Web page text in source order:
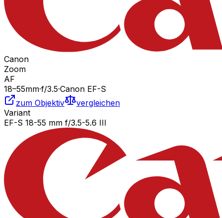
Canon
Zoom
AF
18–55mm·f/3.5·Canon EF-S
zum Objektiv
vergleichen
Variant
EF-S 18-55 mm f/3.5-5.6 III